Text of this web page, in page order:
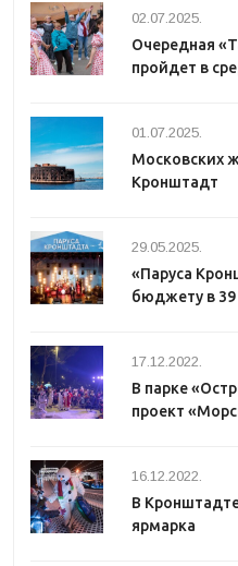
02.07.2025.
Очередная
пройдет в
01.07.2025.
Московских
Кронштадт
29.05.2025.
«Паруса
бюджету в 39
17.12.2022.
В парке
проект
16.12.2022.
В
ярмарка